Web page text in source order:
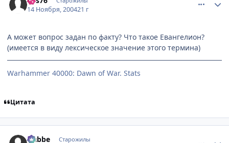
14 Ноября, 200421 г
А может вопрос задан по факту? Что такое Евангелион?
(имеется в виду лексическое значение этого термина)
Warhammer 40000: Dawn of War. Stats
Цитата
Nabbe Старожилы